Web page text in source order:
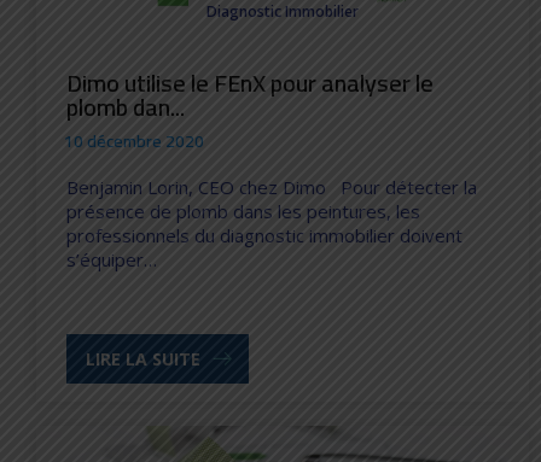
Diagnostic Immobilier
Dimo utilise le FEnX pour analyser le
plomb dan...
10 décembre 2020
Benjamin Lorin, CEO chez Dimo Pour détecter la
présence de plomb dans les peintures, les
professionnels du diagnostic immobilier doivent
s’équiper…
LIRE LA SUITE